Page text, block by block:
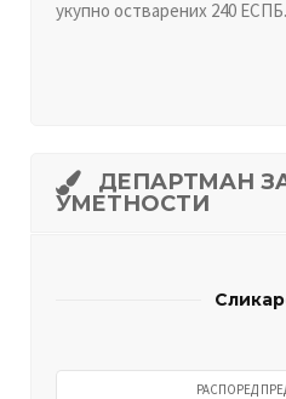
укупно остварених 240 ЕСПБ.
ДEПAРTMAН
УMETНOСTИ
РАСПОРЕД